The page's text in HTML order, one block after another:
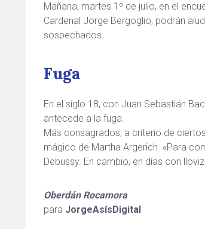
Mañana, martes 1º de julio, en el
Cardenal Jorge Bergoglio, podrán
sospechados.
Fuga
En el siglo 18, con Juan Sebastián
antecede a la fuga.
Más consagrados, a criterio de
mágico de Martha Argerich. «Para
Debussy. En cambio, en días con
Oberdán Rocamora
para JorgeAsísDigital